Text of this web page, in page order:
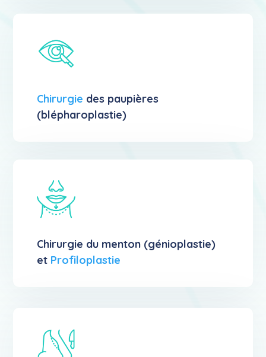
Chirurgie des paupières
(blépharoplastie)
Chirurgie du menton (génioplastie)
et Profiloplastie